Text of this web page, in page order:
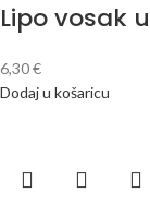
Lipo vosak
6,30€
Dodaj u košaricu